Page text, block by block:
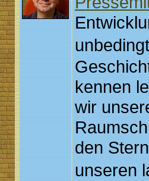
kennen
wir
den
unseren